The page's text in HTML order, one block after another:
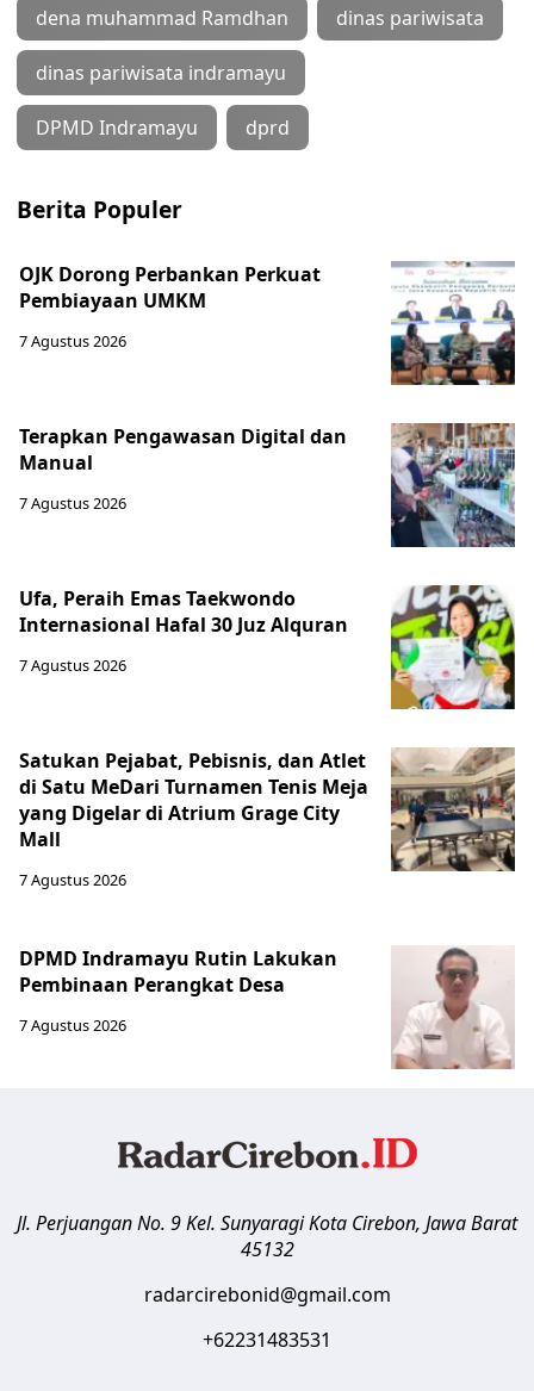
dena muhammad Ramdhan dinas pariwisata
dinas pariwisata indramayu
DPMD Indramayu dprd
Berita Populer
OJK Dorong Perbankan Perkuat
Pembiayaan UMKM
7 Agustus 2026
Terapkan Pengawasan Digital dan
Manual
7 Agustus 2026
Ufa, Peraih Emas Taekwondo
Internasional Hafal 30 Juz Alquran
7 Agustus 2026
Satukan Pejabat, Pebisnis, dan Atlet
di Satu MeDari Turnamen Tenis Meja
yang Digelar di Atrium Grage City
Mall
7 Agustus 2026
DPMD Indramayu Rutin Lakukan
Pembinaan Perangkat Desa
7 Agustus 2026
Jl. Perjuangan No. 9 Kel. SunyaragiKota Cirebon, Jawa Barat
45132
radarcirebonid@gmail.com
+62231483531